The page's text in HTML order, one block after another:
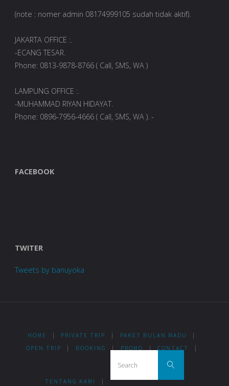
(note : nomer admin 08174999105 sudah tidak aktif).
JAKARTA OFFICE :.
-ECANG TESAR.
Phone: 0813-9878-8766 ( Call, SMS, WA )
LAMPUNG OFFICE :.
-MUHAMMAD RIYAN HIDAYAT.
Phone: 0896-7956-4666 ( Call, SMS, WA ). -
FACEBOOK
TWITER
Tweets by banuyoka
HOME | PRIVATE TRIP | PAKET BULAN MADU
|
OPEN TRIP
| BOOKING | PROMO | CONTACT |
TENTANG KAMI
Search